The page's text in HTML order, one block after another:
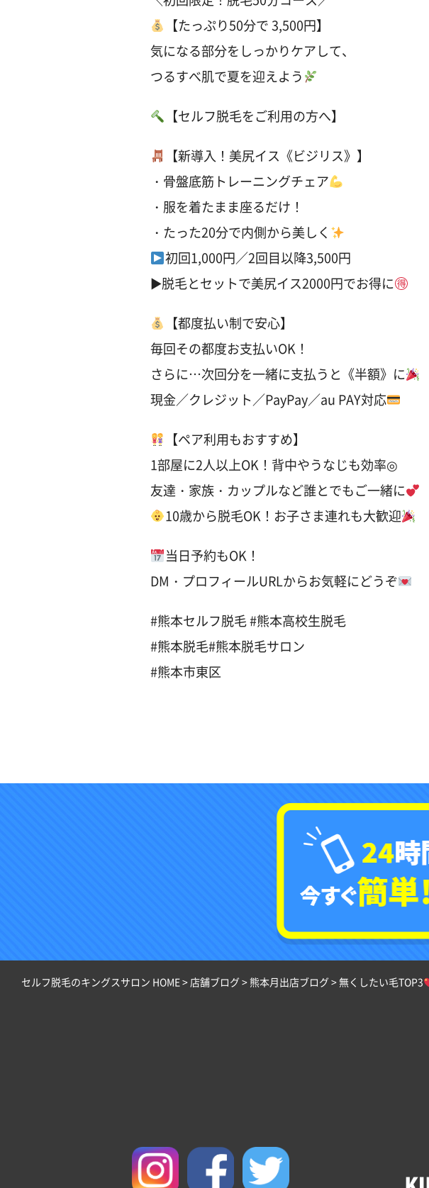
【たっぷり50分で 3,500円】
気になる部分をしっかりケアして、
つるすべ肌で夏を迎えよう
【セルフ脱毛をご利用の方へ】
【新導入！美尻イス《ビジリス》】
・骨盤底筋トレーニングチェア
・服を着たまま座るだけ！
・たった20分で内側から美しく
初回1,000円／2回目以降3,500円
▶︎脱毛とセットで美尻イス2000円でお得に
【都度払い制で安心】
毎回その都度お支払いOK！
さらに…次回分を一緒に支払うと《半額》に
現金／クレジット／PayPay／au PAY対応
【ペア利用もおすすめ】
1部屋に2人以上OK！背中やうなじも効率◎
友達・家族・カップルなど誰とでもご一緒に
10歳から脱毛OK！お子さま連れも大歓迎
当日予約もOK！
DM・プロフィールURLからお気軽にどうぞ
#熊本セルフ脱毛 #熊本高校生脱毛
#熊本脱毛#熊本脱毛サロン
#熊本市東区
セルフ脱毛のキングスサロン HOME> 店舗ブログ >熊本月出店ブログ >無くしたい毛TOP3